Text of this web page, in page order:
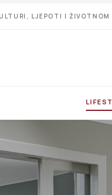
LJEPOTI I ŽIVOTNOM